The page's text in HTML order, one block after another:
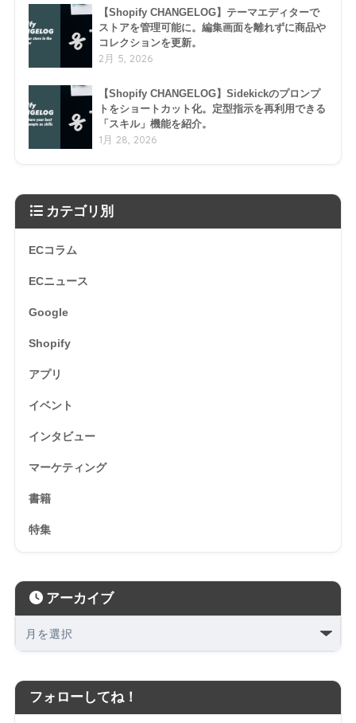
【Shopify CHANGELOG】テーマエディターで
ストアを管理可能に。編集画面を離れずに商品や
コレクションを更新。
2月 5, 2026
【Shopify CHANGELOG】Sidekickのプロンプ
トをショートカット化。定型指示を再利用できる
「スキル」機能を紹介。
1月 28, 2026
カテゴリ別
ECコラム
ECニュース
Google
Shopify
アプリ
イベント
インタビュー
マーケティング
書籍
特集
アーカイブ
フォローしてね！